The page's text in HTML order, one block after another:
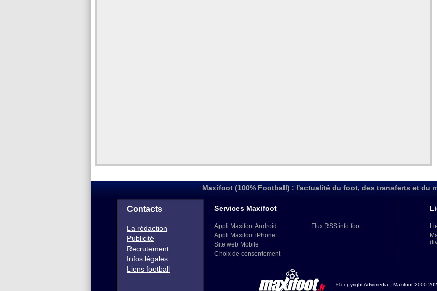
Maxifoot (100% Football) : l'actualité du foot, des transferts et du
Contacts
La rédaction
Publicité
Recrutement
Infos légales
Liens football
Services Maxifoot
Appli Maxifoot Android
Appli Maxifoot iPhone
Site web Mobile
Choix de consentement
Flux RSS info foot
© copyright Advimedia - Maxifoot 2000-